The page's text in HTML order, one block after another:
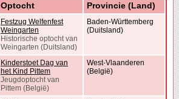
Optocht Provincie (Land)
Festzug Welfenfest
Weingarten
Historische optocht van
Weingarten (Duitsland)
Baden-Württemberg
(Duitsland)
Kinderstoet Dag van
het Kind Pittem
Jeugdoptocht van
Pittem (België)
West-Vlaanderen
(België)